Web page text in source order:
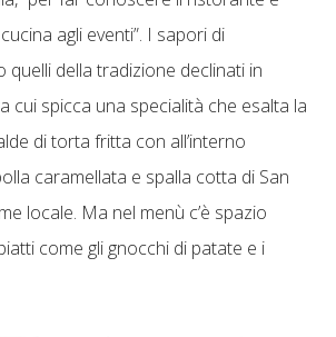
agli eventi”. I sapori di
della tradizione declinati in
cui spicca una specialità che esalta la
di torta fritta con all’interno
caramellata e spalla cotta di San
locale. Ma nel menù c’è spazio
come gli gnocchi di patate e i